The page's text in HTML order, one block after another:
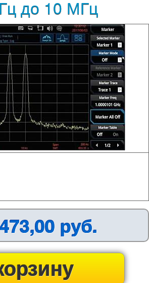
до 10 МГц
руб.